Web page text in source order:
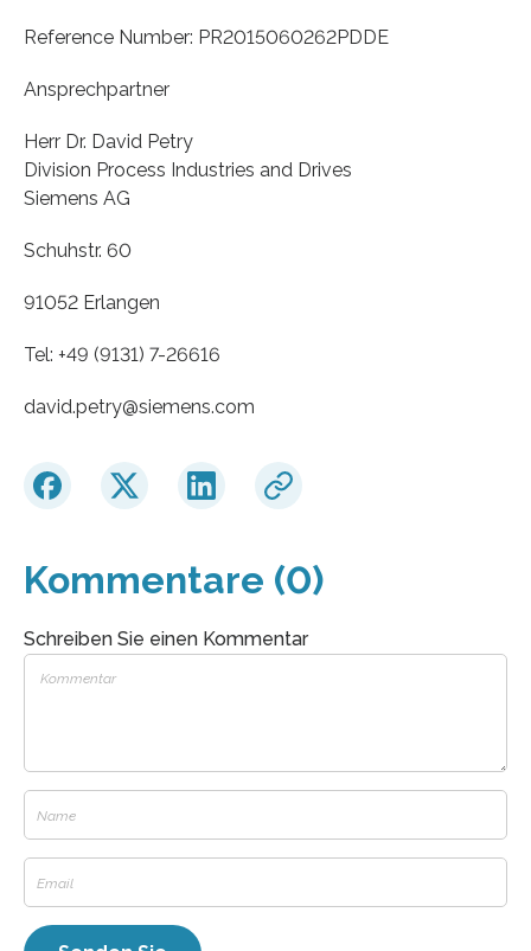
Reference Number: PR2015060262PDDE
Ansprechpartner
Herr Dr. David Petry
Division Process Industries and Drives
Siemens AG
Schuhstr. 60
91052 Erlangen
Tel: +49 (9131) 7-26616
david.petry​@siemens.com
Kommentare (0)
Schreiben Sie einen Kommentar